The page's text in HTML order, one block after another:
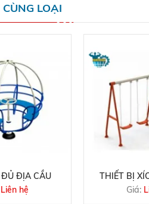
LOẠI
ĐỊA CẦU
Liên hệ
THIẾT BỊ
Giá: